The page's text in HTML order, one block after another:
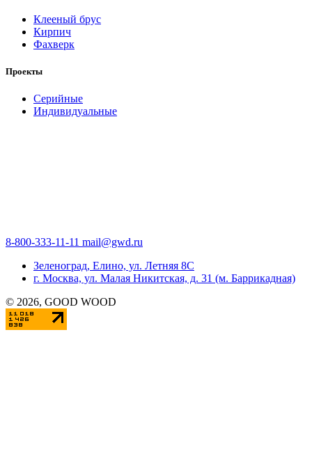
Клееный брус
Кирпич
Фахверк
Проекты
Серийные
Индивидуальные
8-800-333-11-11 mail@gwd.ru
Зеленоград, Елино, ул. Летняя 8С
г. Москва, ул. Малая Никитская, д. 31 (м. Баррикадная)
© 2026, GOOD WOOD